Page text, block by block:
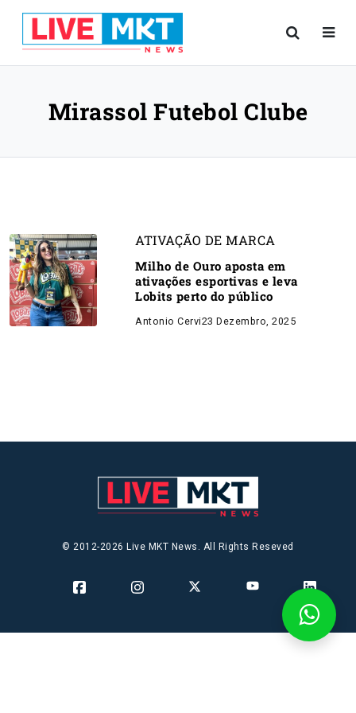
Mirassol Futebol Clube
ATIVAÇÃO DE MARCA
Milho de Ouro aposta em
ativações esportivas e leva
Lobits perto do público
Antonio Cervi23 Dezembro, 2025
© 2012-2026 Live MKT News. All Rights Reseved